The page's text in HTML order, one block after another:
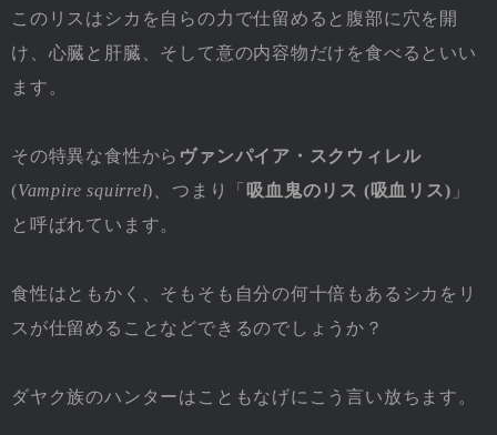
このリスはシカを自らの力で仕留めると腹部に穴を開
け、心臓と肝臓、そして意の内容物だけを食べるといい
ます。
その特異な食性から ヴァンパイア・スクウィレル
(Vampire squirrel)、つまり「 吸血鬼のリス (吸血リス) 」
と呼ばれています。
食性はともかく、そもそも自分の何十倍もあるシカをリ
スが仕留めることなどできるのでしょうか？
ダヤク族のハンターはこともなげにこう言い放ちます。